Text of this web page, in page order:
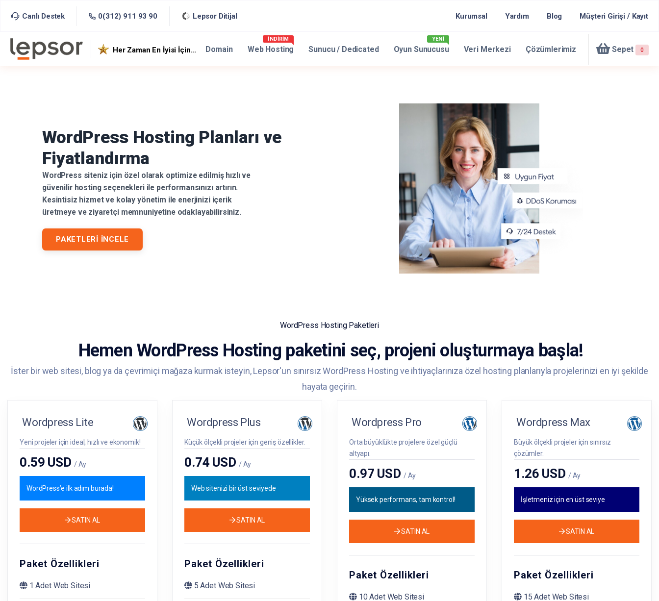
Her Zaman En İyisi İçin... Domain Web Hosting
İNDİRİM
Sunucu / Dedicated Oyun Sunucusu
YENİ
Veri Merkezi Çözümlerimiz Sepet 0
Canlı Destek 0(312) 911 93 90 Lepsor Ditijal Kurumsal Yardım Blog Müşteri Girişi / Kayıt
WordPress Hosting Planları ve
Fiyatlandırma
WordPress siteniz için özel olarak optimize edilmiş hızlı ve
güvenilir hosting seçenekleri ile performansınızı artırın.
Kesintisiz hizmet ve kolay yönetim ile enerjinizi içerik
üretmeye ve ziyaretçi memnuniyetine odaklayabilirsiniz.
PAKETLERI İNCELE
WordPress Hosting Paketleri
Hemen WordPress Hosting paketini seç, projeni oluşturmaya başla!
İster bir web sitesi, blog ya da çevrimiçi mağaza kurmak isteyin, Lepsor'un sınırsız WordPress Hosting ve ihtiyaçlarınıza özel hosting planlarıyla projelerinizi en iyi şekilde
hayata geçirin.
Wordpress Lite
Yeni projeler için ideal, hızlı ve ekonomik!
0.59 USD / Ay
WordPress’e ilk adım burada!
SATIN AL
Paket Özellikleri
1 Adet Web Sitesi
Wordpress Plus
Küçük ölçekli projeler için geniş özellikler.
0.74 USD / Ay
Web sitenizi bir üst seviyede
SATIN AL
Paket Özellikleri
5 Adet Web Sitesi
Wordpress Pro
Orta büyüklükte projelere özel güçlü
altyapı.
0.97 USD / Ay
Yüksek performans, tam kontrol!
SATIN AL
Paket Özellikleri
10 Adet Web Sitesi
Wordpress Max
Büyük ölçekli projeler için sınırsız
çözümler.
1.26 USD / Ay
İşletmeniz için en üst seviye
SATIN AL
Paket Özellikleri
15 Adet Web Sitesi